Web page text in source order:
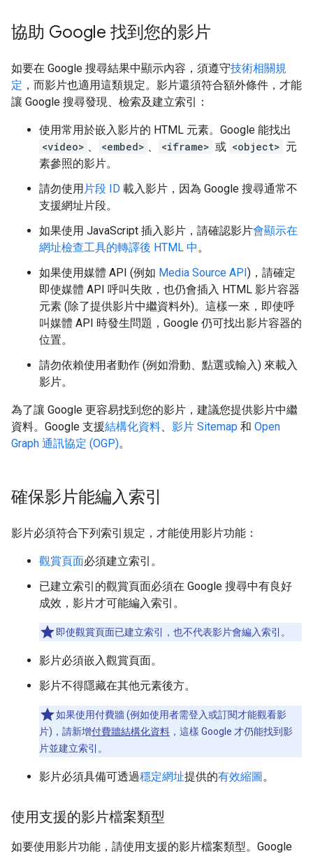
協助 Google 找到您的影片
如要在 Google 搜尋結果中顯示內容，須遵守技術相關規
定 ，而影片也適用這類規定。影片還須符合額外條件，才能
讓 Google 搜尋發現、檢索及建立索引：
使用常用於嵌入影片的 HTML 元素。Google 能找出
<video> 、 <embed> 、 <iframe> 或 <object> 元
素參照的影片。
請勿使用片段 ID 載入影片，因為 Google 搜尋通常不
支援網址片段。
如果使用 JavaScript 插入影片，請確認影片會顯示在
網址檢查工具的轉譯後 HTML 中。
如果使用媒體 API (例如 Media Source API)，請確定
即使媒體 API 呼叫失敗，也仍會插入 HTML 影片容器
元素 (除了提供影片中繼資料外)。這樣一來，即使呼
叫媒體 API 時發生問題，Google 仍可找出影片容器的
位置。
請勿依賴使用者動作 (例如滑動、點選或輸入) 來載入
影片。
為了讓 Google 更容易找到您的影片，建議您提供影片中繼
資料。Google 支援結構化資料、 影片 Sitemap 和 Open
Graph 通訊協定 (OGP)。
確保影片能編入索引
影片必須符合下列索引規定，才能使用影片功能：
觀賞頁面必須建立索引。
已建立索引的觀賞頁面必須在 Google 搜尋中有良好
成效，影片才可能編入索引。
即使觀賞頁面已建立索引，也不代表影片會編入索引。
影片必須嵌入觀賞頁面。
影片不得隱藏在其他元素後方。
如果使用付費牆 (例如使用者需登入或訂閱才能觀看影
片)，請新增付費牆結構化資料 ，這樣 Google 才仍能找到影
片並建立索引。
影片必須具備可透過穩定網址提供的有效縮圖。
使用支援的影片檔案類型
如要使用影片功能，請使用支援的影片檔案類型。Google